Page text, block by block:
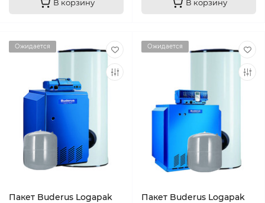
В корзину В корзину
Ожидается
Пакет Buderus Logapak
Ожидается
Пакет Buderus Logapak